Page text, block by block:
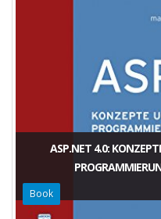
ASP.NET 4.0:
Book